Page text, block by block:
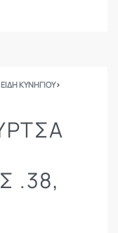
ΕΙΔΗ ΚΥΝΗΓΙΟΥ›
.38,